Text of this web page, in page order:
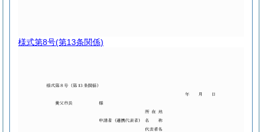
様式第8号(第13条関係)